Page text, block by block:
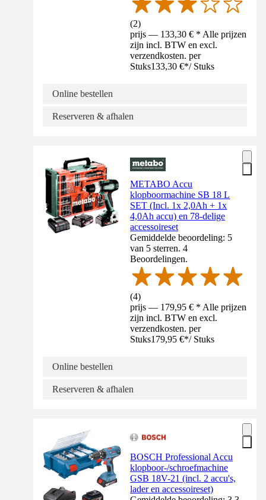
(2)
prijs — 133,30 € * Alle prijzen
zijn incl. BTW en excl.
verzendkosten. per
Stuks133,30 €*/ Stuks
Online bestellen
Reserveren & afhalen
METABO Accu
klopboormachine SB 18 L
SET (Incl. 1x 2,0Ah + 1x
4,0Ah accu) en 78-delige
accessoireset
Gemiddelde beoordeling: 5
van 5 sterren. 4
Beoordelingen.
(4)
prijs — 179,95 € * Alle prijzen
zijn incl. BTW en excl.
verzendkosten. per
Stuks179,95 €*/ Stuks
Online bestellen
Reserveren & afhalen
BOSCH Professional Accu
klopboor-/schroefmachine
GSB 18V-21 (incl. 2 accu's,
lader en accessoireset)